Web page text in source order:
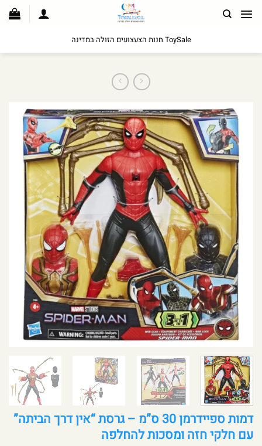
לתוכן
ToySale חנות הצעצועים הזולה במדינה
דמות ספיידרמן 30 ס”מ – גרסת “אין דרך הביתה”
עם חלקי חזה ומסכות להחלפה